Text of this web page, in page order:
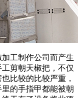
工制作公司而产生
剪朝天椒把，不仅
比较的比较严重，
的手指甲都能被朝